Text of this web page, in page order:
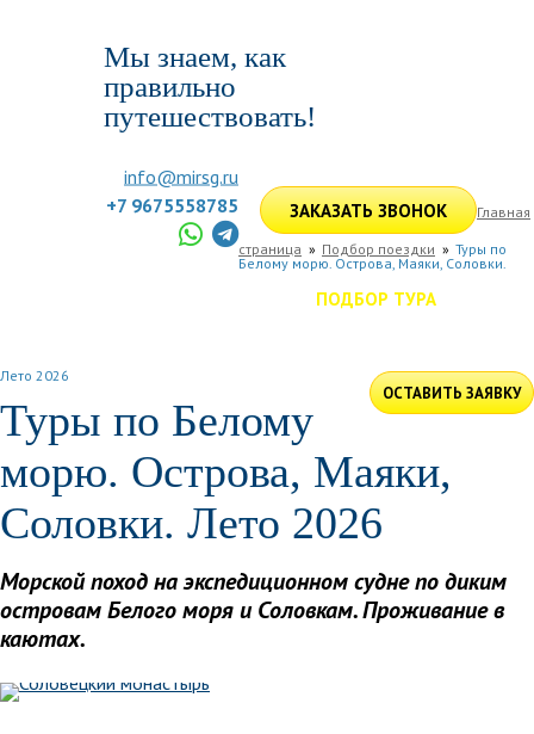
Мы знаем, как
правильно
путешествовать!
info@mirsg.ru
+7 9675558785
ЗАКАЗАТЬ ЗВОНОК
ПОДБОР ТУРА
ОСТАВИТЬ ЗАЯВКУ
Главная
страница Подбор поездки
Туры по
Белому морю. Острова, Маяки, Соловки.
Лето 2026
Туры по Белому
морю. Острова, Маяки,
Соловки. Лето 2026
Морской поход на экспедиционном судне по диким
островам Белого моря и Соловкам. Проживание в
каютах.